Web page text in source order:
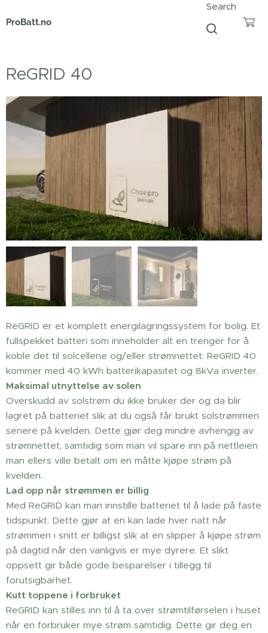
ProBatt.no
Search
ReGRID 40
ReGRID er et komplett energilagringssystem for bolig. Et
fullspekket batteri som inneholder alt en trenger for å
koble det til solcellene og/eller strømnettet. ReGRID 40
kommer med 40 kWh batterikapasitet og 8kVa inverter.
Maksimal utnyttelse av solen
Overskudd av solstrøm du ikke bruker der og da blir
lagret på batteriet slik at du også får brukt solstrømmen
senere på kvelden. Dette gjør deg mindre avhengig av
strømnettet, samtidig som man vil spare inn på nettleien
man ellers ville betalt om en måtte kjøpe strøm på
kvelden.
Lad opp når strømmen er billig
Med ReGRID kan man innstille batteriet til å lade på faste
tidspunkt. Dette gjør at en kan lade hver natt når
strømmen i snitt er billigst slik at en slipper å kjøpe strøm
på dagtid når den vanligvis er mye dyrere. Et slikt
oppsett gir både gode besparelser i tillegg til
forutsigbarhet.
Kutt toppene i forbruket
ReGRID kan stilles inn til å ta over strømtilførselen i huset
når en forbruker mye strøm samtidig. Dette gir deg en